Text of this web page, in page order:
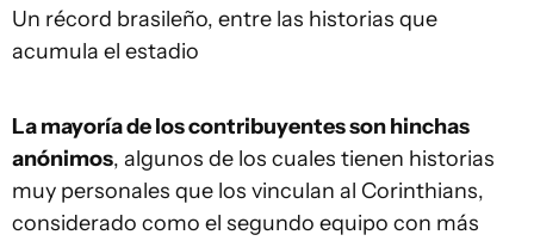
Un récord brasileño, entre las historias que
acumula el estadio
La mayoría de los contribuyentes son hinchas
anónimos, algunos de los cuales tienen historias
muy personales que los vinculan al Corinthians,
considerado como el segundo equipo con más